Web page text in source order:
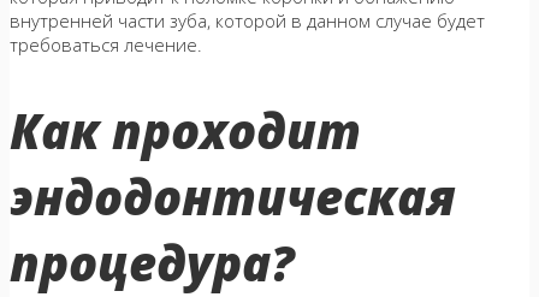
внутренней части зуба, которой в данном случае будет
требоваться лечение.
Как проходит
эндодонтическая
процедура?